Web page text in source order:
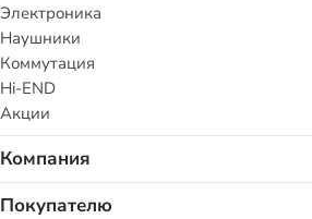
Электроника
Наушники
Коммутация
Hi-END
Акции
Компания
Покупателю